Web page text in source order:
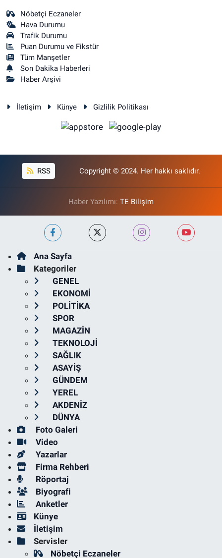
Nöbetçi Eczaneler
Hava Durumu
Trafik Durumu
Puan Durumu ve Fikstür
Tüm Manşetler
Son Dakika Haberleri
Haber Arşivi
İletişim Künye Gizlilik Politikası
RSS Copyright © 2024. Her hakkı saklıdır.
Haber Yazılımı: TE Bilişim
Ana Sayfa
Kategoriler
GENEL
EKONOMİ
POLİTİKA
SPOR
MAGAZİN
TEKNOLOJİ
SAĞLIK
ASAYİŞ
GÜNDEM
YEREL
AKDENİZ
DÜNYA
Foto Galeri
Video
Yazarlar
Firma Rehberi
Röportaj
Biyografi
Anketler
Künye
İletişim
Servisler
Nöbetçi Eczaneler